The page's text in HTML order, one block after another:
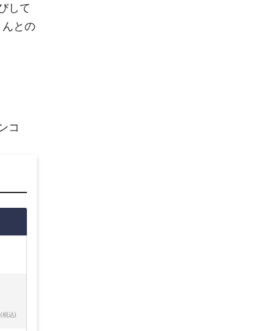
して
との
コ
(税込)